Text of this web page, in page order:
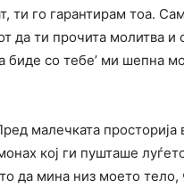
ти го гарантирам тоа.
да ти прочита молитва и
биде со тебе’ ми шепна
малечката просторија
кој ги пушташе
да мина низ моето тело,